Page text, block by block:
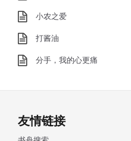
小农之爱
打酱油
分手，我的心更痛
友情链接